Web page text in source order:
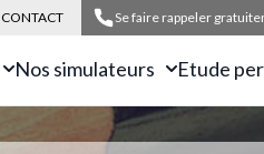
CONTACT Se faire rappeler
Nos simulateurs Etude